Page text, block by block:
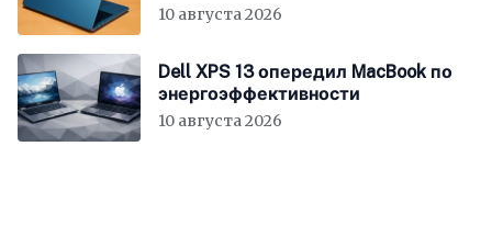
10 августа 2026
Dell XPS 13 опередил MacBook по
энергоэффективности
10 августа 2026